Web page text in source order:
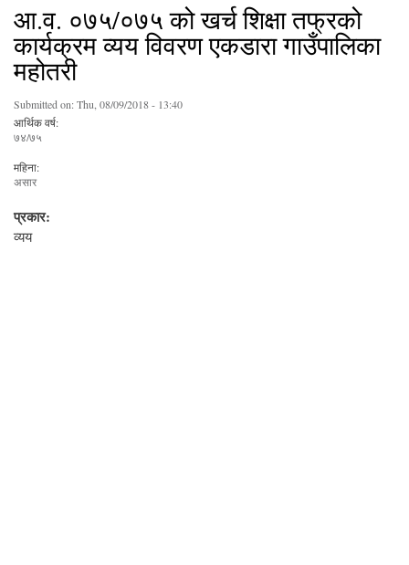
आ.व. ०७५/०७५ को खर्च शिक्षा तफ्रको
कार्यक्रम व्यय विवरण एकडारा गाउँपालिका
महोतरी
Submitted on:Thu, 08/09/2018 - 13:40
आर्थिक वर्ष:
७४/७५
महिना:
असार
प्रकार:
व्यय